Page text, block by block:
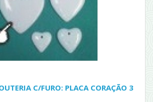
C/FURO: PLACA CORAÇÃO 3